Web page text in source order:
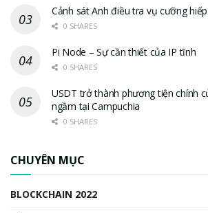
Cảnh sát Anh điều tra vụ cưỡng
0 SHARES
Pi Node – Sự cần thiết của IP tĩnh
0 SHARES
USDT trở thành phương tiện chính
ngầm tại Campuchia
0 SHARES
CHUYÊN MỤC
BLOCKCHAIN 2022